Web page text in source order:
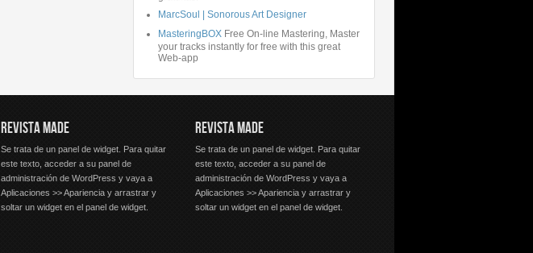
MarcSoul | Sonorous Art Designer
MasteringBOX Free On-line Mastering, Master
your tracks instantly for free with this great
Web-app
REVISTA MADE
Se trata de un panel de widget. Para quitar
este texto, acceder a su panel de
administración de WordPress y vaya a
Aplicaciones >> Apariencia y arrastrar y
soltar un widget en el panel de widget.
REVISTA MADE
Se trata de un panel de widget. Para quitar
este texto, acceder a su panel de
administración de WordPress y vaya a
Aplicaciones >> Apariencia y arrastrar y
soltar un widget en el panel de widget.